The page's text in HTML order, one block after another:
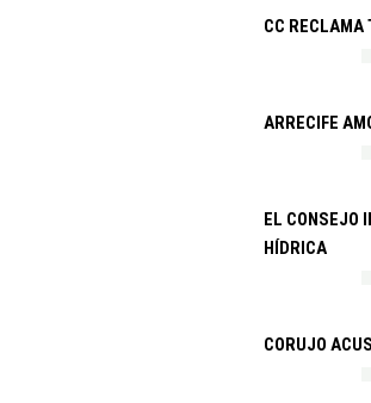
CC RECLAMA
ARRECIFE
EL CONSEJO
HÍDRICA
CORUJO